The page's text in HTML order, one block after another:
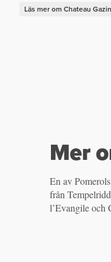
Läs mer om Chateau Gazin
Mer
En av
från
l’Evangile och
märkts i vinet